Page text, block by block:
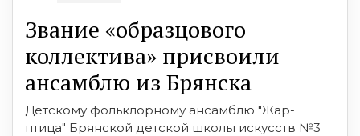
Звание «образцового
коллектива» присвоили
ансамблю из Брянска
Детскому фольклорному ансамблю "Жар-
птица" Брянской детской школы искусств №3